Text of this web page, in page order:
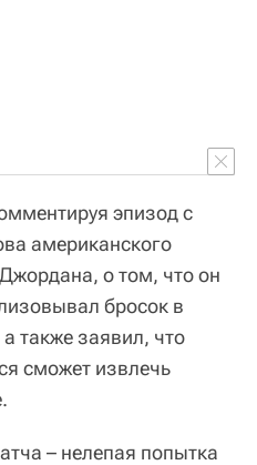
эпизод с
американского
о том, что он
бросок в
также заявил, что
сможет извлечь
– нелепая попытка